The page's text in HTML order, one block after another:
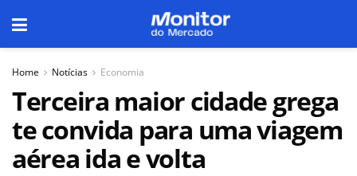
Home Notícias Economia
Terceira maior cidade grega
te convida para uma viagem
aérea ida e volta